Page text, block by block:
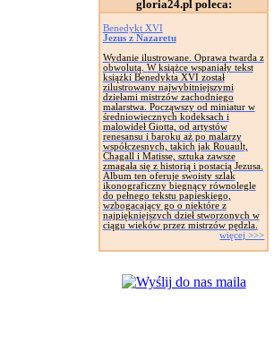
gloria24.pl poleca:
Benedykt XVI
Jezus z Nazaretu
Wydanie ilustrowane. Oprawa twarda z
obwolutą. W książce wspaniały tekst
książki Benedykta XVI został
zilustrowany najwybitniejszymi
dziełami mistrzów zachodniego
malarstwa. Począwszy od miniatur w
średniowiecznych kodeksach i
malowideł Giotta, od artystów
renesansu i baroku aż po malarzy
współczesnych, takich jak Rouault,
Chagall i Matisse, sztuka zawsze
zmagała się z historią i postacią Jezusa.
Album ten oferuje swoisty szlak
ikonograficzny biegnący równolegle
do pełnego tekstu papieskiego,
wzbogacający go o niektóre z
najpiękniejszych dzieł stworzonych w
ciągu wieków przez mistrzów pędzla.
więcej >>>